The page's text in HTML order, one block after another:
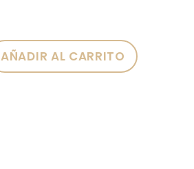
AÑADIR AL CARRITO